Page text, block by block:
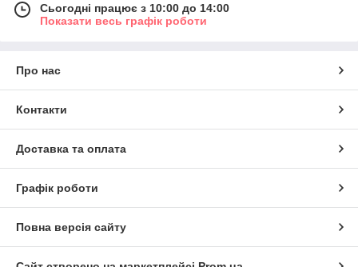
Сьогодні працює з 10:00 до 14:00
Показати весь графік роботи
Про нас
Контакти
Доставка та оплата
Графік роботи
Повна версія сайту